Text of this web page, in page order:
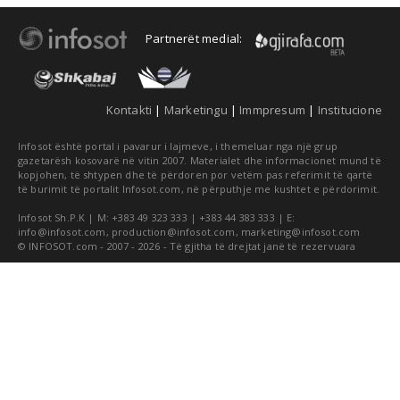
Partnerët medial:
Kontakti | Marketingu | Immpresum | Institucione
Infosot është portal i pavarur i lajmeve, i themeluar nga një grup
gazetarësh kosovarë në vitin 2007. Materialet dhe informacionet mund të
kopjohen, të shtypen dhe të përdoren por vetëm pas referimit të qartë
të burimit të portalit Infosot.com, në përputhje me kushtet e përdorimit.
Infosot Sh.P.K | M: +383 49 323 333 | +383 44 383 333 | E:
info@infosot.com , production@infosot.com , marketing@infosot.com
© INFOSOT.com - 2007 - 2026 - Të gjitha të drejtat janë të rezervuara